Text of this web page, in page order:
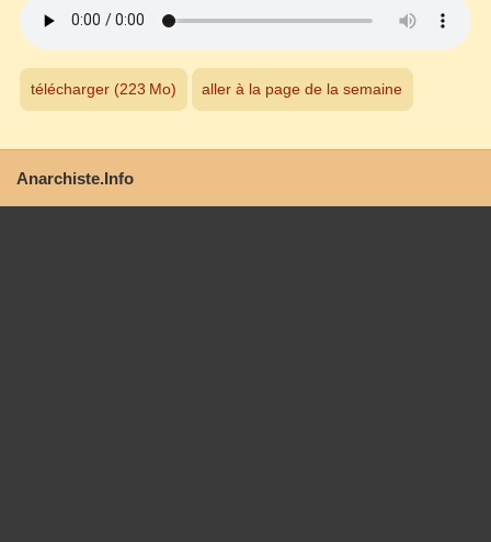
télécharger (223 Mo) aller à la page de la semaine
Anarchiste.Info